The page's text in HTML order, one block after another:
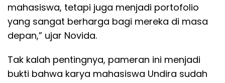
mahasiswa, tetapi juga menjadi portofolio
yang sangat berharga bagi mereka di masa
depan,” ujar Novida.
Tak kalah pentingnya, pameran ini menjadi
bukti bahwa karya mahasiswa Undira sudah